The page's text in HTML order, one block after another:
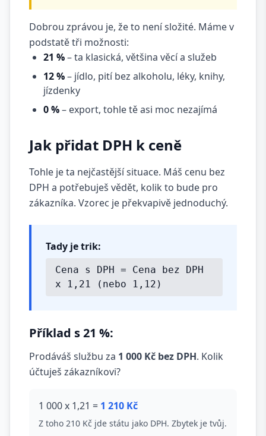
Dobrou zprávou je, že to není složité. Máme v
podstatě tři možnosti:
21 %– ta klasická, většina věcí a služeb
12 %– jídlo, pití bez alkoholu, léky, knihy,
jízdenky
0 %– export, tohle tě asi moc nezajímá
Jak přidat DPH k ceně
Tohle je ta nejčastější situace. Máš cenu bez
DPH a potřebuješ vědět, kolik to bude pro
zákazníka. Vzorec je překvapivě jednoduchý.
Tady je trik:
Cena s DPH = Cena bez DPH
x 1,21 (nebo 1,12)
Příklad s 21 %:
Prodáváš službu za 1 000 Kč bez DPH. Kolik
účtuješ zákazníkovi?
1 000 x 1,21 = 1 210 Kč
Z toho 210 Kč jde státu jako DPH. Zbytek je tvůj.